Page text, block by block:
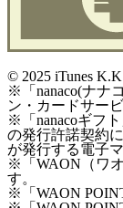
© 2025 iTunes
※「nanaco(ナナ
ン・カードサー
※「nanacoギフ
の発行許諾契約
が発行する電子
※「WAON（ワ
す。
※「WAON